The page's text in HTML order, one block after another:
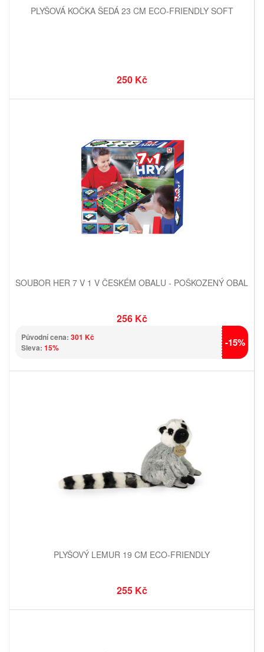
PLYŠOVÁ KOČKA ŠEDÁ 23 CM ECO-FRIENDLY SOFT
250 Kč
SOUBOR HER 7 V 1 V ČESKÉM OBALU - POŠKOZENÝ OBAL
256 Kč
Původní cena: 301 Kč
Sleva: 15% -15%
PLYŠOVÝ LEMUR 19 CM ECO-FRIENDLY
255 Kč